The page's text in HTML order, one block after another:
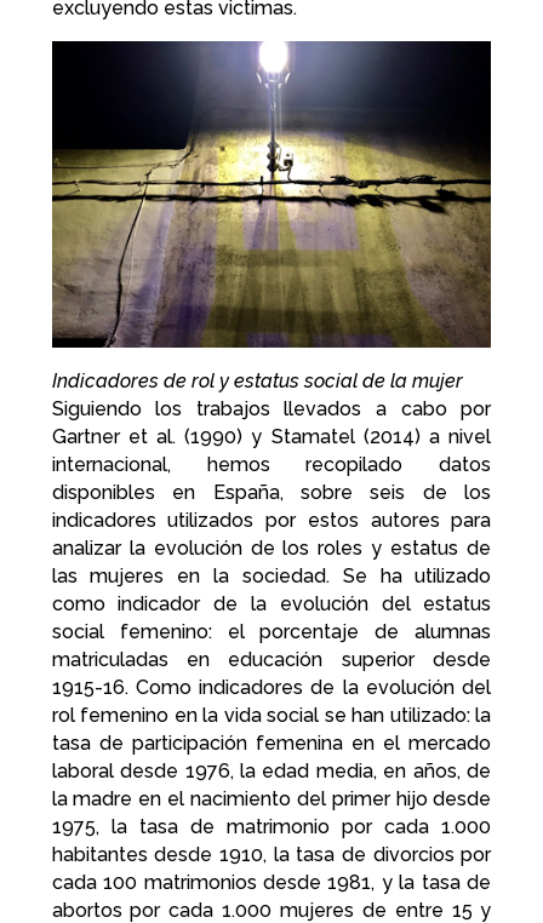
excluyendo estas victimas.
Indicadores de rol y estatus social de la mujer
Siguiendo los trabajos llevados a cabo por
Gartner et al. (1990) y Stamatel (2014) a nivel
internacional, hemos recopilado datos
disponibles en España, sobre seis de los
indicadores utilizados por estos autores para
analizar la evolución de los roles y estatus de
las mujeres en la sociedad. Se ha utilizado
como indicador de la evolución del estatus
social femenino: el porcentaje de alumnas
matriculadas en educación superior desde
1915-16. Como indicadores de la evolución del
rol femenino en la vida social se han utilizado: la
tasa de participación femenina en el mercado
laboral desde 1976, la edad media, en años, de
la madre en el nacimiento del primer hijo desde
1975, la tasa de matrimonio por cada 1.000
habitantes desde 1910, la tasa de divorcios por
cada 100 matrimonios desde 1981, y la tasa de
abortos por cada 1.000 mujeres de entre 15 y